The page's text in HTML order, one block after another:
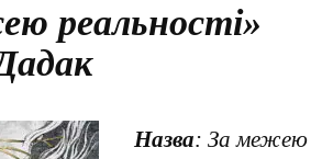
реальності»
Назва: За межею